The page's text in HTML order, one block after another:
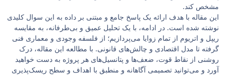
مشخص کند.
این مقاله با هدف ارائه یک پاسخ جامع و مبتنی بر داده به این سوال کلیدی
نوشته شده است. در ادامه، با یک تحلیل عمیق و بی‌طرفانه، به مقایسه
ریپل و اتریوم از تمام زوایا می‌پردازیم؛ از فلسفه وجودی و معماری فنی
گرفته تا مدل اقتصادی و چالش‌های قانونی. با مطالعه این مقاله، درک
روشنی از نقاط قوت، ضعف‌ها و پتانسیل‌های هر پروژه به دست خواهید
آورد و می‌توانید تصمیمی آگاهانه و منطبق با اهداف و سطح ریسک‌پذیری